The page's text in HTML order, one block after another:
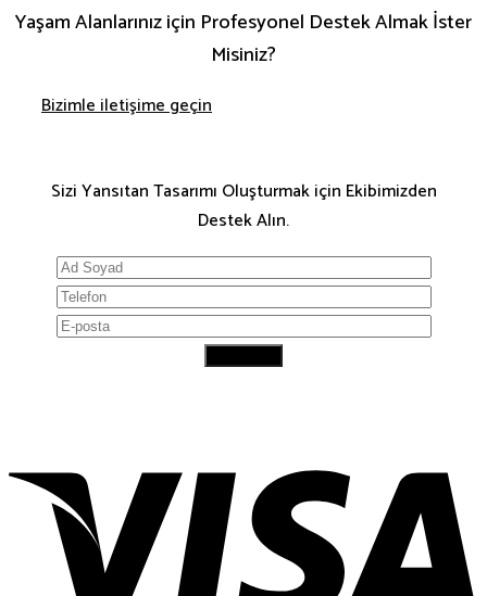
Yaşam Alanlarınız için Profesyonel Destek Almak İster
Misiniz?
Bizimle iletişime geçin
Sizi Yansıtan Tasarımı Oluşturmak için Ekibimizden
Destek Alın.